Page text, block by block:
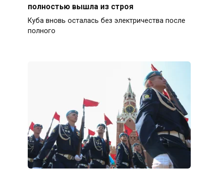
полностью вышла из строя
Куба вновь осталась без электричества после
полного